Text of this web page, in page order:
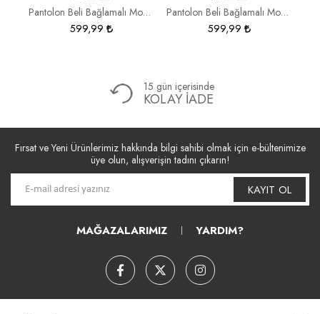
Pantolon Beli Bağlamalı Modal Kumaş 5559
599,99
Pantolon Beli Bağlamalı Modal Kumaş 5559
599,99
15 gün içerisinde
KOLAY İADE
Fırsat ve Yeni Ürünlerimiz hakkında bilgi sahibi olmak için e-bültenimize
üye olun, alışverişin tadını çıkarın!
KAYIT OL
MAĞAZALARIMIZ YARDIM?